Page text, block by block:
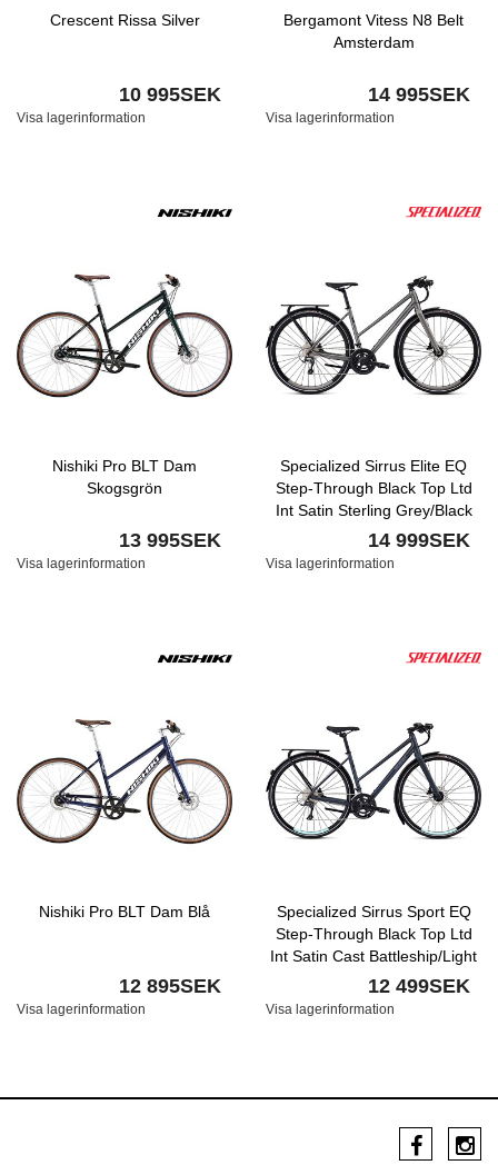
Crescent Rissa Silver
10 995SEK
Visa lagerinformation
Bergamont Vitess N8 Belt
Amsterdam
14 995SEK
Visa lagerinformation
Nishiki Pro BLT Dam
Skogsgrön
13 995SEK
Visa lagerinformation
Specialized Sirrus Elite EQ
Step-Through Black Top Ltd
Int Satin Sterling Grey/Black
14 999SEK
Visa lagerinformation
Nishiki Pro BLT Dam Blå
12 895SEK
Visa lagerinformation
Specialized Sirrus Sport EQ
Step-Through Black Top Ltd
Int Satin Cast Battleship/Light
Turquoise
12 499SEK
Visa lagerinformation